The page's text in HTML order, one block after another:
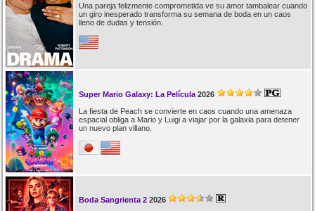
Una pareja felizmente comprometida ve su amor tambalear cuando
un giro inesperado transforma su semana de boda en un caos
lleno de dudas y tensión.
Super Mario Galaxy: La Película 2026
La fiesta de Peach se convierte en caos cuando una amenaza
espacial obliga a Mario y Luigi a viajar por la galaxia para detener
un nuevo plan villano.
Boda Sangrienta 2 2026